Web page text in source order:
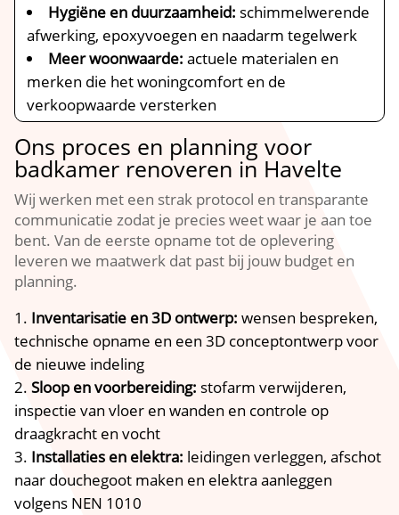
Hygiëne en duurzaamheid: schimmelwerende
afwerking, epoxyvoegen en naadarm tegelwerk
Meer woonwaarde: actuele materialen en
merken die het woningcomfort en de
verkoopwaarde versterken
Ons proces en planning voor
badkamer renoveren in Havelte
Wij werken met een strak protocol en transparante
communicatie zodat je precies weet waar je aan toe
bent. Van de eerste opname tot de oplevering
leveren we maatwerk dat past bij jouw budget en
planning.
Inventarisatie en 3D ontwerp: wensen bespreken,
technische opname en een 3D conceptontwerp voor
de nieuwe indeling
Sloop en voorbereiding: stofarm verwijderen,
inspectie van vloer en wanden en controle op
draagkracht en vocht
Installaties en elektra: leidingen verleggen, afschot
naar douchegoot maken en elektra aanleggen
volgens NEN 1010